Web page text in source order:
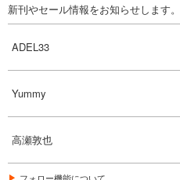
165円 (税込)
あらすじを表示する
新刊やセール情報をお知らせします。
ADEL33
Yummy
高瀬敦也
フォロー機能について